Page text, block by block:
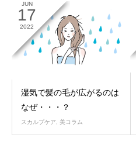
JUN
17
2022
湿気で髪の毛が広がるのは
なぜ・・・？
スカルプケア 美コラム